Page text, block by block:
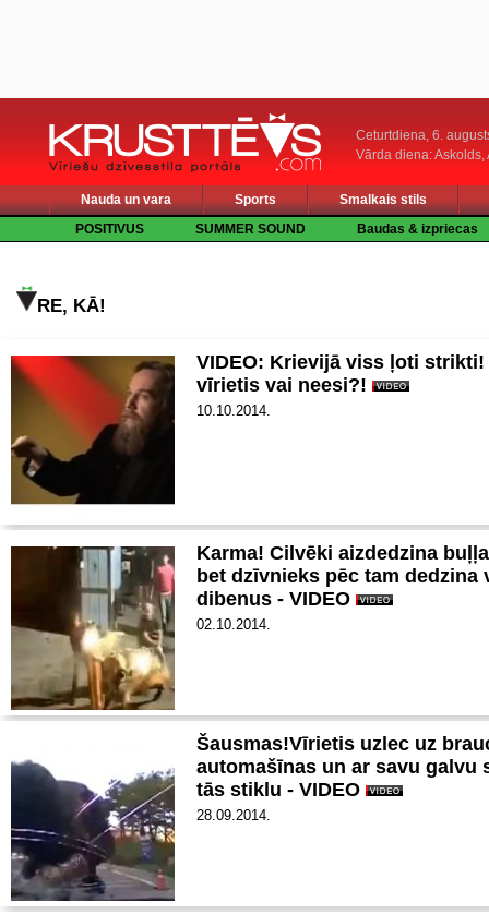
Ceturtdiena, 6.
Vārda diena: Askolds,
Nauda un vara Sports
Smalkais stils
POSITIVUS
SUMMER SOUND Baudas & izpriecas
RE, KĀ!
VIDEO: Krievijā viss ļoti strikti!
vīrietis vai neesi?!
10.10.2014.
Karma! Cilvēki aizdedzina
bet dzīvnieks pēc tam dedzina
dibenus - VIDEO
02.10.2014.
Šausmas!Vīrietis uzlec uz
automašīnas un ar savu galvu
tās stiklu - VIDEO
28.09.2014.